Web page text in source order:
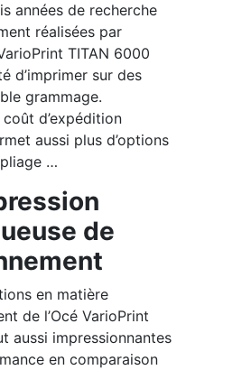
années de recherche
réalisées par
TITAN 6000
d’imprimer sur des
grammage.
d’expédition
aussi plus d’options
…
de
en matière
de l’Océ VarioPrint
aussi impressionnantes
en comparaison